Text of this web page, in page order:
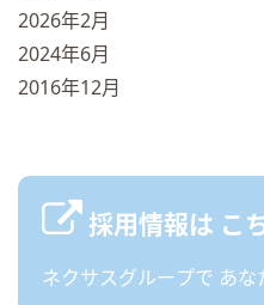
2026年2月
2024年6月
2016年12月
採用情報は こ
ネクサスグループで あな